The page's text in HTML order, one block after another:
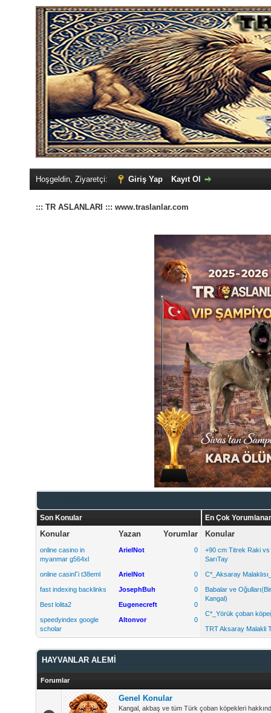
Hoşgeldin, Ziyaretçi: Giriş Yap Kayıt Ol
::: TR ASLANLARI ::: www.traslanlar.com
Son Konular
Konular Yazan Yorumlar
online casino in
myanmar g564xl
ArielNot 0
online casinГі t38eml ArielNot 0
fast indexing backlinks JosephBuh 0
Best lolita2 Eugenecreft 0
speedyindex google
scholar
Altonvor 0
En Çok
Konular
+90 cm Titrek Raki vs
SarıTay
C*_Aksaray
Babalar ve
Kangal)
C*_Yörük çoban
TRT Aksaray Malakli
HAYVANLAR ALEMİ
Forumlar
Genel Konular
Kangal, akbaş ve tüm Türk çoban köpekleri